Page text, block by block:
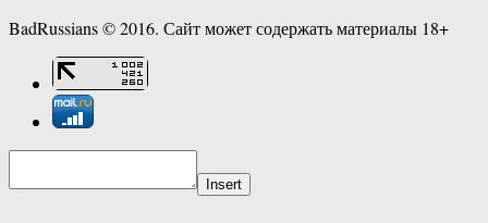
BadRussians © 2016. Сайт может содержать материалы 18+
Insert